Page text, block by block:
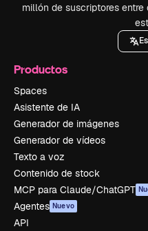
millón de suscriptores entre
Productos
Spaces
Asistente de IA
Generador de imágenes
Generador de vídeos
Texto a voz
Contenido de stock
MCP para Claude/ChatGPT
Agentes Nuevo
API